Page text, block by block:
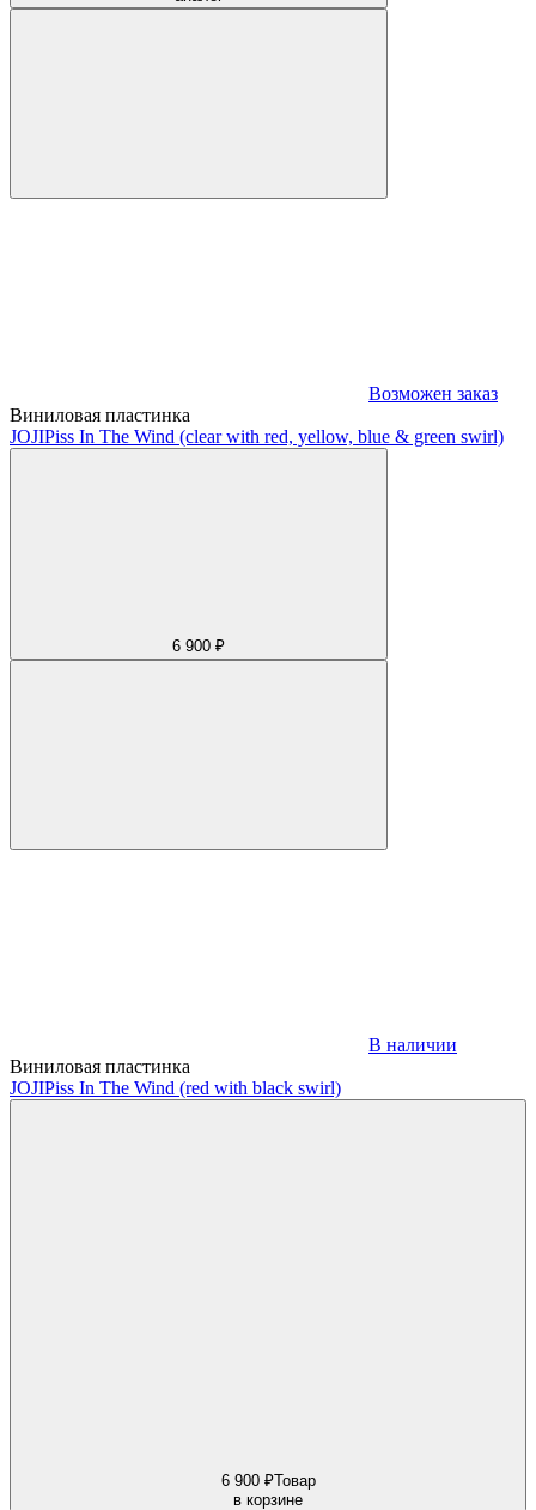
Возможен заказ
Виниловая пластинка
JOJIPiss In The Wind (clear with red, yellow, blue & green swirl)
6 900 ₽
В наличии
Виниловая пластинка
JOJIPiss In The Wind (red with black swirl)
6 900 ₽Товар
в корзине